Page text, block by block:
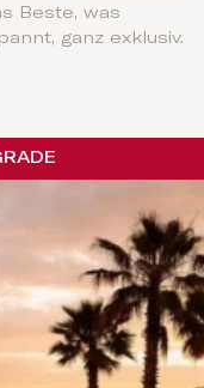
Beste, was
ganz exklusiv.